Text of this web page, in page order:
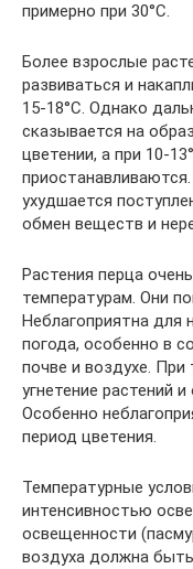
примерно при 30°С.
Более взрослые
развиваться и
15-18°С. Однако
сказывается на
цветении, а при 10-
ухудшается
обмен веществ и
Растения перца
температурам. Они
Неблагоприятна для
погода, особенно в
почве и воздухе.
угнетение растений
Особенно
период цветения.
Температурные
интенсивностью
освещенности
воздуха должна